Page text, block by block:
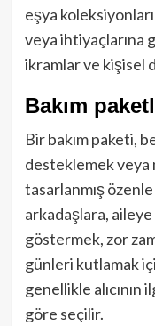
eşya
veya ihtiyaçlarına
ikramlar ve kişisel
Bakım
Bir bakım paketi,
desteklemek veya
tasarlanmış
arkadaşlara,
göstermek, zor
günleri kutlamak
genellikle alıcının
göre seçilir.